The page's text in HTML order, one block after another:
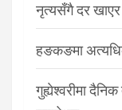
नृत्यसँगै दर
हङकङमा
गुह्येश्वरीमा